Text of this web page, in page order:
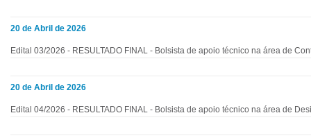
20 de Abril de 2026
Edital 03/2026 - RESULTADO FINAL - Bolsista de apoio técnico na área de
20 de Abril de 2026
Edital 04/2026 - RESULTADO FINAL - Bolsista de apoio técnico na área de